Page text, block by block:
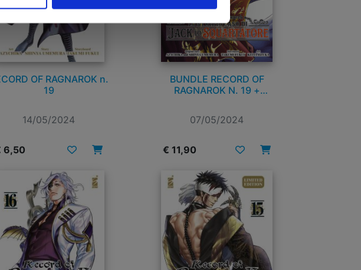
OF RAGNAROK n.
19
14/05/2024
6,50
BUNDLE RECORD OF
RAGNAROK N. 19 +
LO SQUARTATORE N. 1
07/05/2024
€ 11,90